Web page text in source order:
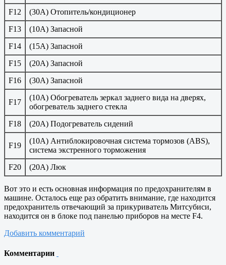
F12
(30A) Отопитель/кондиционер
F13
(10A) Запасной
F14
(15A) Запасной
F15
(20A) Запасной
F16
(30A) Запасной
F17
(10A) Обогреватель зеркал заднего вида на дверях,
обогреватель заднего стекла
F18
(20A) Подогреватель сидений
F19
(10A) Антиблокировочная система тормозов (ABS),
система экстренного торможения
F20
(20A) Люк
Вот это и есть основная информация по предохранителям в
машине. Осталось еще раз обратить внимание, где находится
предохранитель отвечающий за прикуриватель Митсубиси,
находится он в блоке под панелью приборов на месте F4.
Добавить комментарий
Комментарии